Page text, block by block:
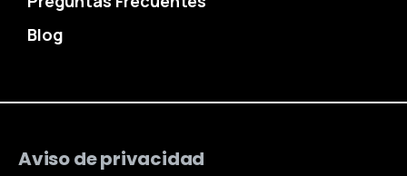
Blog
Aviso de privacidad